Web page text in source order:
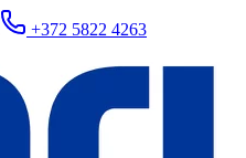
+372 5822 4263